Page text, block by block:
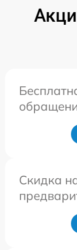
Скидка